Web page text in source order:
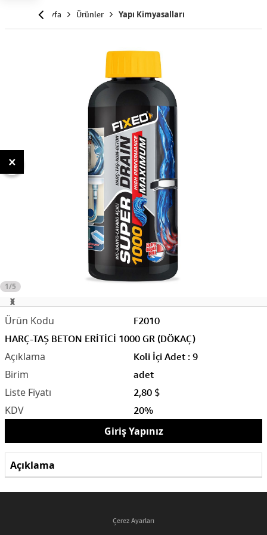
Anasayfa Ürünler Yapı Kimyasalları
1/5
F2010
HARÇ-TAŞ BETON ERİTİCİ 1000 GR (DÖKAÇ)
Koli İçi Adet : 9
adet
2,80 $
20%
Giriş Yapınız
Açıklama
Çerez Ayarları
×